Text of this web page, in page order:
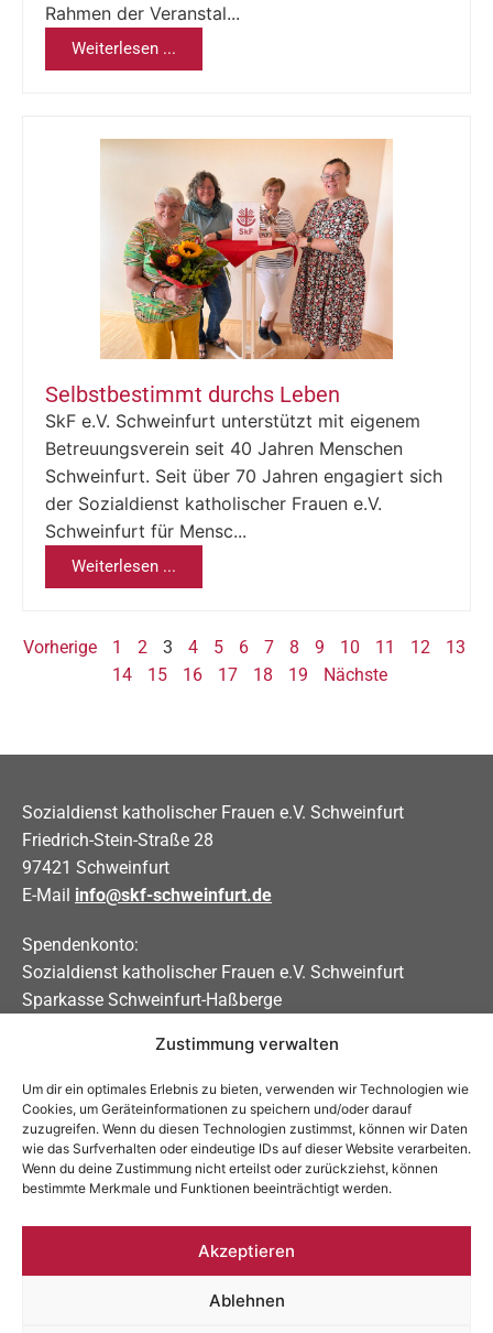
Zustimmung verwalten
Um dir ein optimales Erlebnis zu bieten, verwenden wir Technologien wie
Cookies, um Geräteinformationen zu speichern und/oder darauf
zuzugreifen. Wenn du diesen Technologien zustimmst, können wir Daten
wie das Surfverhalten oder eindeutige IDs auf dieser Website verarbeiten.
Wenn du deine Zustimmung nicht erteilst oder zurückziehst, können
bestimmte Merkmale und Funktionen beeinträchtigt werden.
Akzeptieren
Ablehnen
Rahmen der Veranstal...
Weiterlesen ...
Selbstbestimmt durchs Leben
SkF e.V. Schweinfurt unterstützt mit eigenem
Betreuungsverein seit 40 Jahren Menschen
Schweinfurt. Seit über 70 Jahren engagiert sich
der Sozialdienst katholischer Frauen e.V.
Schweinfurt für Mensc...
Weiterlesen ...
Vorherige 1 2 3 4 5 6 7 8 9 10 11 12
13
14
15 16 17 18 19 Nächste
Sozialdienst katholischer Frauen e.V. Schweinfurt
Friedrich-Stein-Straße 28
97421 Schweinfurt
E-Mail info@skf-schweinfurt.de
Spendenkonto:
Sozialdienst katholischer Frauen e.V. Schweinfurt
Sparkasse Schweinfurt-Haßberge
IBAN DE31 7935 0101 0000 0208 83
Soziale Medien
Allgemein:
Impressum